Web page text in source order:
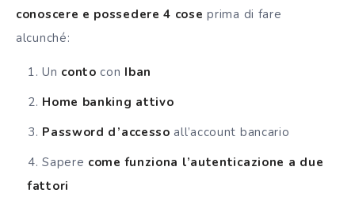
conoscere e possedere 4 coseprima di fare
alcunché:
Un contocon Iban
Home banking attivo
Password d’accessoall’account bancario
Sapere come funziona l’autenticazione a due
fattori